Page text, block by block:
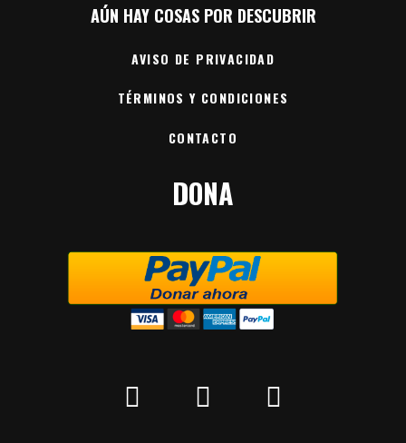
AÚN HAY COSAS POR DESCUBRIR
AVISO DE PRIVACIDAD
TÉRMINOS Y CONDICIONES
CONTACTO
DONA